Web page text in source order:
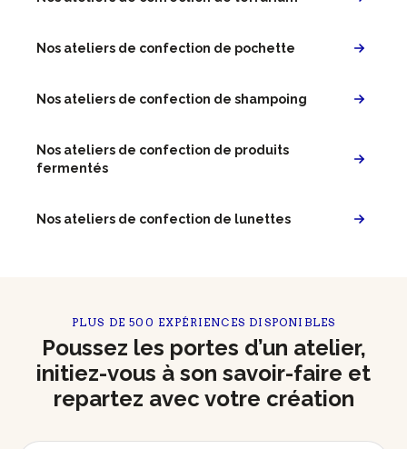
Nos ateliers de confection de pochette
Nos ateliers de confection de shampoing
Nos ateliers de confection de produits
fermentés
Nos ateliers de confection de lunettes
PLUS DE 500 EXPÉRIENCES DISPONIBLES
Poussez les portes d’un atelier,
initiez-vous à son savoir-faire et
repartez avec votre création